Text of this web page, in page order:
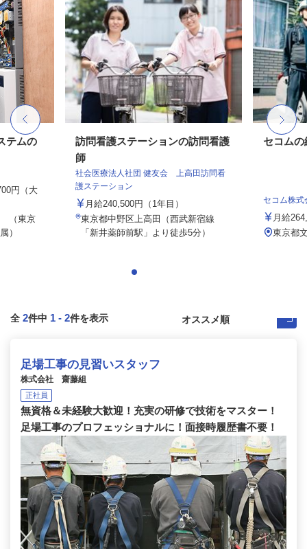
テムの
円（大
（東京
）
訪問看護ステーションの訪問看護
師
社会医療法人社団 健友会 上高田訪問看
護ステーション
月給240,500円（1年目）
東京都中野区上高田（西武新宿線
「新井薬師前駅」より徒歩5分）
セコムの
セコム株式
月給
東京都
全 2件中 1 - 2件を表示
足場工事の見習いスタッフ
株式会社 齋藤組
正社員
無資格＆未経験大歓迎！充実の研修で技術をマスター！
足場工事のプロフェッショナルに！面接時履歴書不要！